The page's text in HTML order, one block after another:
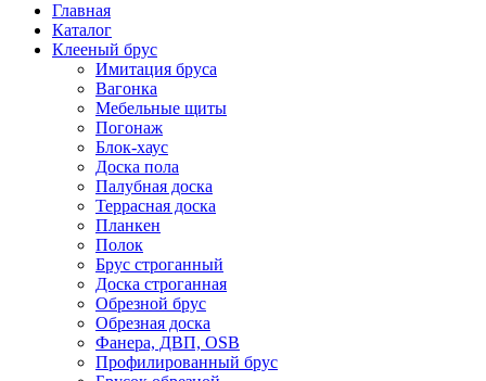
Главная
Каталог
Клееный брус
Имитация бруса
Вагонка
Мебельные щиты
Погонаж
Блок-хаус
Доска пола
Палубная доска
Террасная доска
Планкен
Полок
Брус строганный
Доска строганная
Обрезной брус
Обрезная доска
Фанера, ДВП, OSB
Профилированный брус